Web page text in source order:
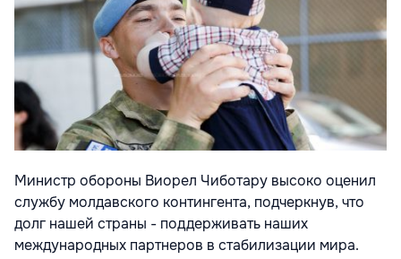
Министр обороны Виорел Чиботару высоко оценил
службу молдавского контингента, подчеркнув, что
долг нашей страны - поддерживать наших
международных партнеров в стабилизации мира.